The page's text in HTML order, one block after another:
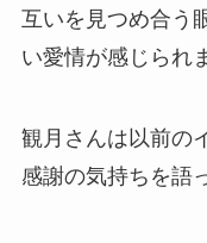
互いを見つめ合う
い愛情が感じられ
観月さんは以前の
感謝の気持ちを語